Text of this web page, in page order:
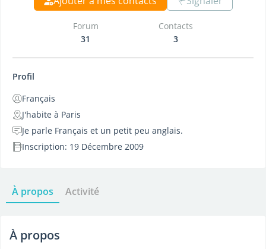
Forum
31
Contacts
3
Profil
Français
J'habite à Paris
Je parle Français et un petit peu anglais.
Inscription: 19 Décembre 2009
À propos Activité
À propos